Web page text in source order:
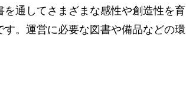
通してさまざまな感性や創造性を育
。運営に必要な図書や備品などの環